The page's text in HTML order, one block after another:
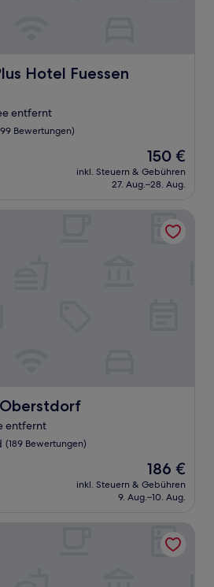
Hotel Fuessen
Fuessen
entfernt
Bewertungen)
Der
Preis
beträgt
150 €
inkl. Steuern & Gebühren
27. Aug.–28. Aug.
entfernt
(189 Bewertungen)
Der
Preis
beträgt
186 €
inkl. Steuern & Gebühren
9. Aug.–10. Aug.